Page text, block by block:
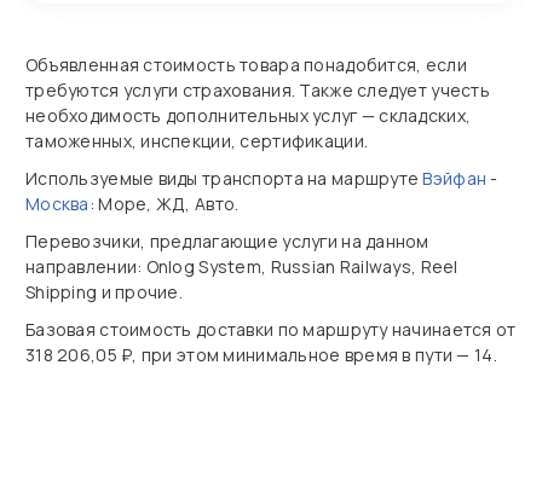
Объявленная стоимость товара понадобится, если
требуются услуги страхования. Также следует учесть
необходимость дополнительных услуг — складских,
таможенных, инспекции, сертификации.
Используемые виды транспорта на маршрутеВэйфан -
Москва: Море, ЖД, Авто.
Перевозчики, предлагающие услуги на данном
направлении: Onlog System, Russian Railways, Reel
Shipping и прочие.
Базовая стоимость доставки по маршруту начинается от
318 206,05 ₽, при этом минимальное время в пути — 14.